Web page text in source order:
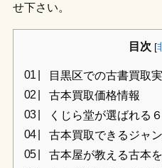
せ下さい。
目次 [
目黒区での古書買取
古本買取価格情報
くじら堂が選ばれる
古本買取できるジャ
古本屋が教える古本